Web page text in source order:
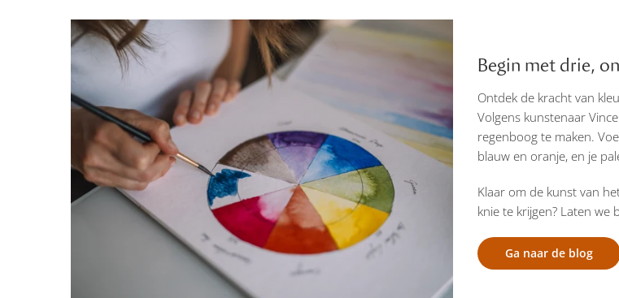
Begin met drie,
Ontdek de kracht van
Volgens kunstenaar
regenboog te maken.
blauw en oranje, en je
Klaar om de kunst van
knie te krijgen? Laten we
Ga naar de blog